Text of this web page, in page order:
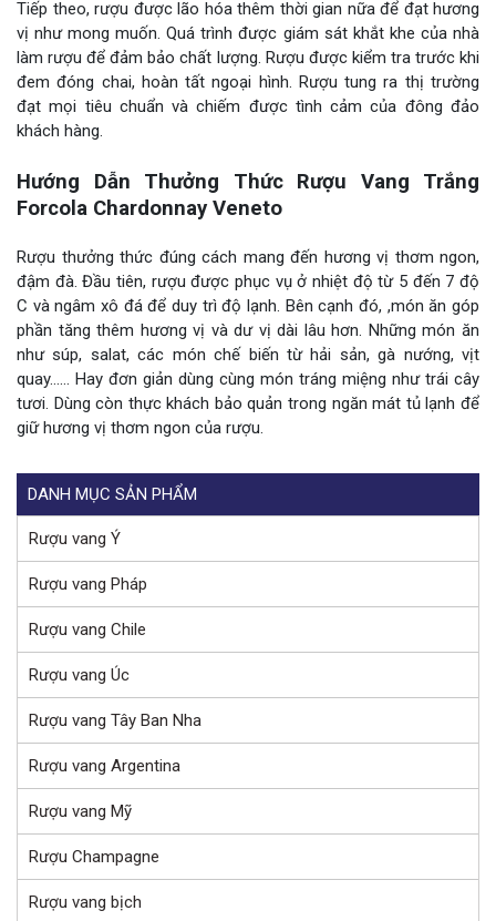
Tiếp theo, rượu được lão hóa thêm thời gian nữa để đạt hương
vị như mong muốn. Quá trình được giám sát khắt khe của nhà
làm rượu để đảm bảo chất lượng. Rượu được kiểm tra trước khi
đem đóng chai, hoàn tất ngoại hình. Rượu tung ra thị trường
đạt mọi tiêu chuẩn và chiếm được tình cảm của đông đảo
khách hàng.
Hướng Dẫn Thưởng Thức Rượu Vang Trắng
Forcola Chardonnay Veneto
Rượu thưởng thức đúng cách mang đến hương vị thơm ngon,
đậm đà. Đầu tiên, rượu được phục vụ ở nhiệt độ từ 5 đến 7 độ
C và ngâm xô đá để duy trì độ lạnh. Bên cạnh đó, ,món ăn góp
phần tăng thêm hương vị và dư vị dài lâu hơn. Những món ăn
như súp, salat, các món chế biến từ hải sản, gà nướng, vịt
quay…… Hay đơn giản dùng cùng món tráng miệng như trái cây
tươi. Dùng còn thực khách bảo quản trong ngăn mát tủ lạnh để
giữ hương vị thơm ngon của rượu.
DANH MỤC SẢN PHẨM
Rượu vang Ý
Rượu vang Pháp
Rượu vang Chile
Rượu vang Úc
Rượu vang Tây Ban Nha
Rượu vang Argentina
Rượu vang Mỹ
Rượu Champagne
Rượu vang bịch